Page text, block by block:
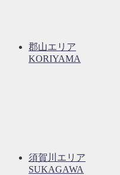
郡山エリア
KORIYAMA
須賀川エリア
SUKAGAWA